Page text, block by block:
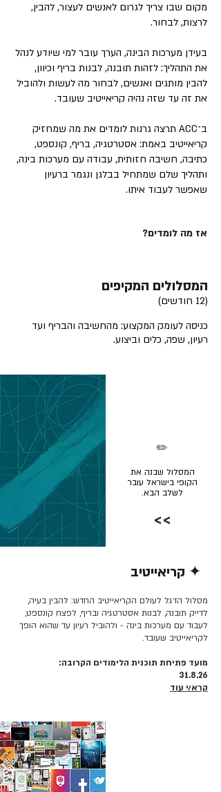
מקום שבו צריך לגרום לאנשים לעצור, להבין,
לרצות, לבחור.
בעידן מערכות הבינה, הערך עובר למי שיודע לנהל
את התהליך: לזהות תובנה, לבנות בריף וכיוון,
להבין מותגים ואנשים, לבחור מה לעשות ולהוביל
את זה עד שזה נהיה קריאייטיב שעובד.
ב־ACC תרצה גרנות לומדים את מה שמחזיק
קריאייטיב באמת: אסטרטגיה, בריף, קונספט,
כתיבה, חשיבה חזותית, עבודה עם מערכות בינה,
ותהליך שלם שמתחיל בבלגן ונגמר ברעיון
שאפשר לעבוד איתו.
אז מה לומדים?
המסלולים המקיפים
(12 חודשים)
כניסה לעומק המקצוע: מהחשיבה והבריף ועד
רעיון, שפה, כלים וביצוע.
המסלול שבנה את
הקופי בישראל עובר
לשלב הבא.
✏️
>>
✦ קריאייטיב
מסלול הדגל לעולם הקריאייטיב החדש: להבין בעיה,
לדייק תובנה, לבנות אסטרטגיה ובריף, לפצח קונספט,
לעבוד עם מערכות בינה - ולהוביל רעיון עד שהוא הופך
לקריאייטיב שעובד.
מועד פתיחת תוכנית הלימודים הקרובה:
31.8.26
קרא/י עוד